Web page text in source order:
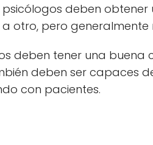
deben obtener
otro, pero
deben tener una
deben ser capaces
con pacientes.